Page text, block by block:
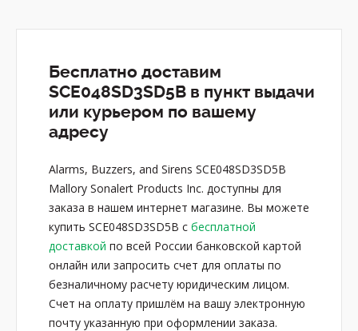
Бесплатно доставим
SCE048SD3SD5B в пункт выдачи
или курьером по вашему
адресу
Alarms, Buzzers, and Sirens SCE048SD3SD5B
Mallory Sonalert Products Inc. доступны для
заказа в нашем интернет магазине. Вы можете
купить SCE048SD3SD5B с бесплатной
доставкой по всей России банковской картой
онлайн или запросить счет для оплаты по
безналичному расчету юридическим лицом.
Счет на оплату пришлём на вашу электронную
почту указанную при оформлении заказа.